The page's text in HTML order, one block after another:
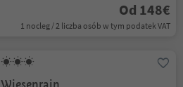
Od 148€
1 nocleg / 2 liczba osób w tym podatek VAT